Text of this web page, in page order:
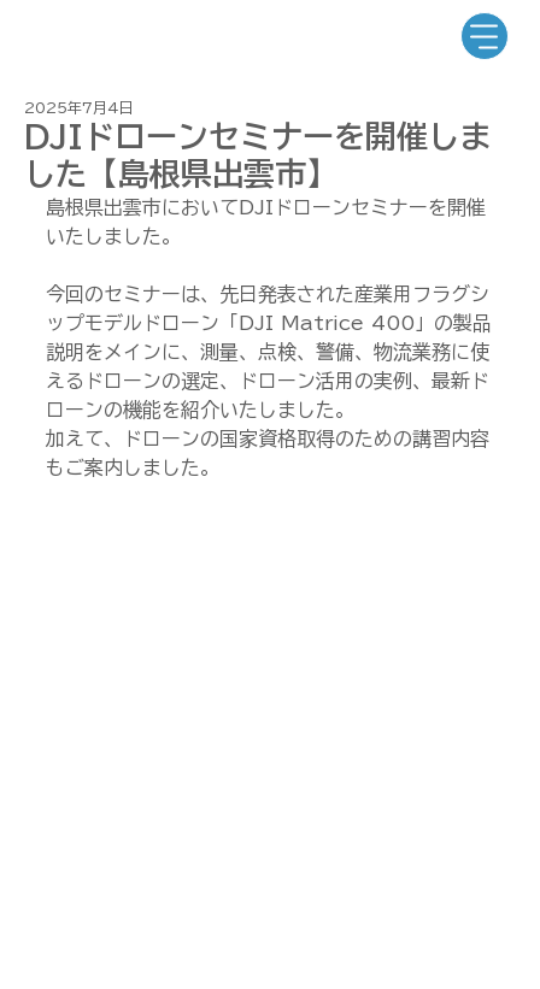
DJIドローンセミナーを開催しま
した【島根県出雲市】
2025年7月4日
島根県出雲市においてDJIドローンセミナーを開催
いたしました。
今回のセミナーは、先日発表された産業用フラグシ
ップモデルドローン「DJI Matrice 400」の製品
説明をメインに、測量、点検、警備、物流業務に使
えるドローンの選定、ドローン活用の実例、最新ド
ローンの機能を紹介いたしました。
加えて、ドローンの国家資格取得のための講習内容
もご案内しました。